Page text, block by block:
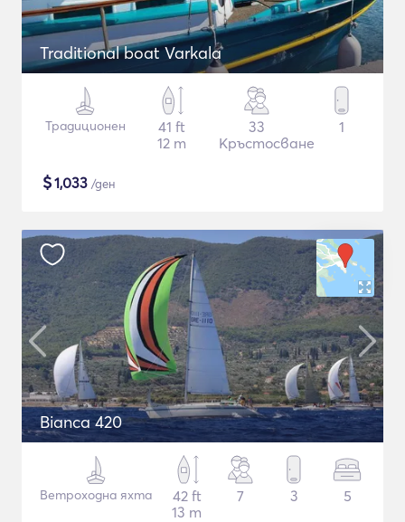
Traditional boat Varkala
Традиционен
41 ft
12 m
33
Кръстосване
1
$1,033 /ден
Bianca 420
Ветроходна яхта
42 ft
13 m
7 3 5